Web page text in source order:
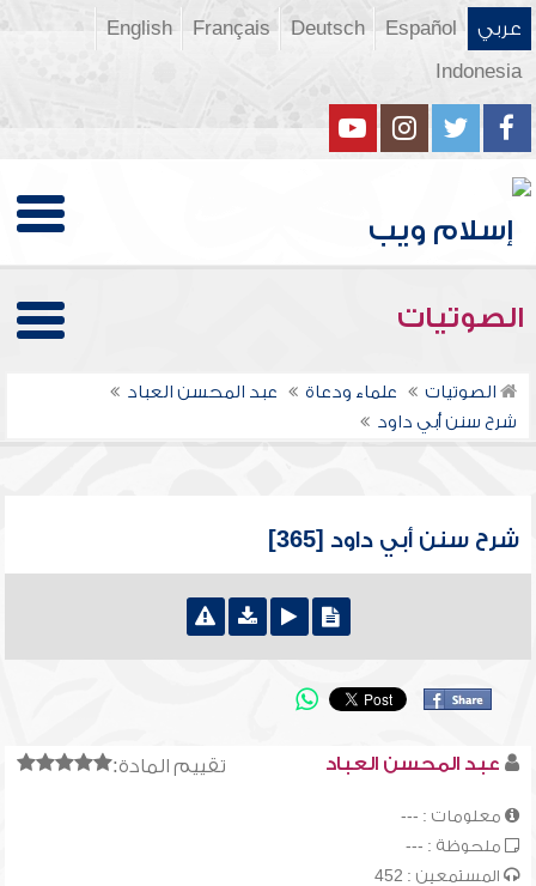
عربي Español
Deutsch
Français
English
Indonesia
الصوتيات
الصوتيات علماء ودعاة
عبد المحسن العباد
شرح سنن أبي داود
شرح سنن أبي داود [365]
تقييم المادة: عبد المحسن العباد
معلومات : ---
ملحوظة : ---
المستمعين : 452